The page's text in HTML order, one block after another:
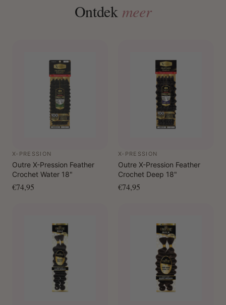
Ontdek meer
X-PRESSION
Outre X-Pression Feather
Crochet Water 18"
€74,95
X-PRESSION
Outre X-Pression Feather
Crochet Deep 18"
€74,95